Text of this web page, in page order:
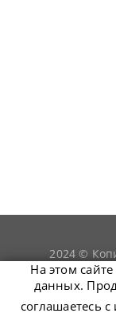
2024 ©
только при
На этом
данных.
соглашаетесь